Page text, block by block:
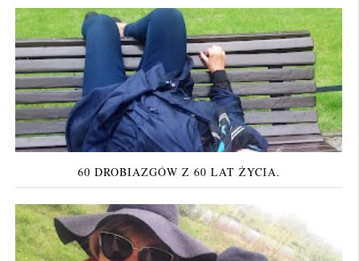
60 DROBIAZGÓW Z 60 LAT ŻYCIA.